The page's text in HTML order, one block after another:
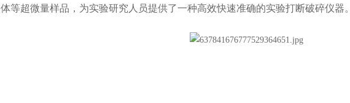
体等超微量样品，为实验研究人员提供了一种高效快速准确的实验打断破碎仪器。